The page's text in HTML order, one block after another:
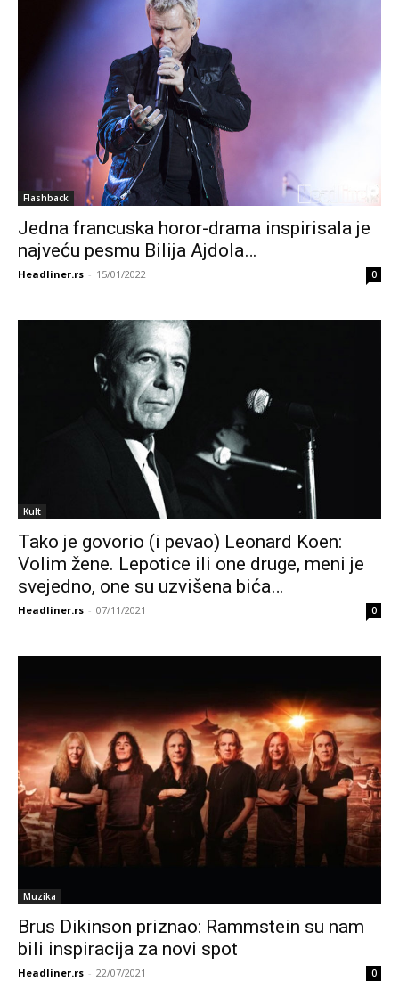
Flashback
Jedna francuska horor-drama inspirisala je
najveću pesmu Bilija Ajdola…
Headliner.rs - 15/01/2022 0
Kult
Tako je govorio (i pevao) Leonard Koen:
Volim žene. Lepotice ili one druge, meni je
svejedno, one su uzvišena bića…
Headliner.rs - 07/11/2021 0
Muzika
Brus Dikinson priznao: Rammstein su nam
bili inspiracija za novi spot
Headliner.rs - 22/07/2021 0